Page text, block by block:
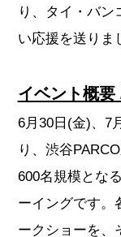
り、タイ・バン
い応援を送りま
イベント概
6月30日(金)、7
り、渋谷
600名規模とな
ーイングです。
ークショーを、